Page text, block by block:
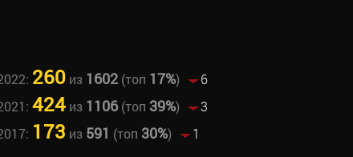
260из 1602(топ 17%)
6
424из 1106(топ 39%)
3
173 из 591 (топ 30%)
1